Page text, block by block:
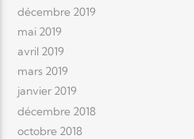
décembre 2019
mai 2019
avril 2019
mars 2019
janvier 2019
décembre 2018
octobre 2018